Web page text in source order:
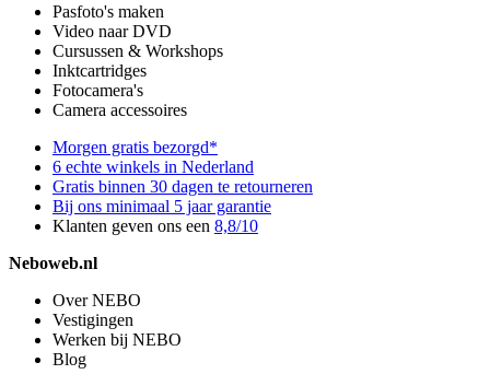
Pasfoto's maken
Video naar DVD
Cursussen & Workshops
Inktcartridges
Fotocamera's
Camera accessoires
Morgen gratis bezorgd*
6 echte winkels in Nederland
Gratis binnen 30 dagen te retourneren
Bij ons minimaal 5 jaar garantie
Klanten geven ons een 8,8/10
Neboweb.nl
Over NEBO
Vestigingen
Werken bij NEBO
Blog